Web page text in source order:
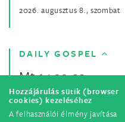
Hozzájárulás sütik (browser
cookies) kezeléséhez
A felhasználói élmény javítása
2026. augusztus 8., szombat
DAILY GOSPEL
Mt 14,22-33